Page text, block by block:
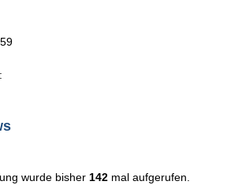
wurde bisher 142 mal aufgerufen.